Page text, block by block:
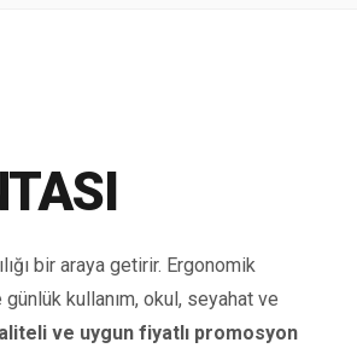
bir araya getirir. Ergonomik
kullanım, okul, seyahat ve
ve uygun fiyatlı promosyon